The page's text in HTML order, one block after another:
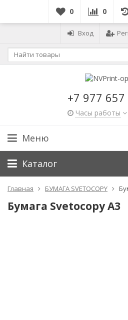
0 0
Вход
+7 977 657
Часы работы
Меню
Каталог
Главная БУМАГА SVETOCOPY
Бумага Svetocopy A3